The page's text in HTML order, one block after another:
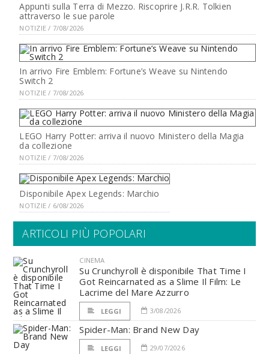
Appunti sulla Terra di Mezzo. Riscoprire J.R.R. Tolkien
attraverso le sue parole
NOTIZIE / 7/08/2026
In arrivo Fire Emblem: Fortune’s Weave su Nintendo
Switch 2
NOTIZIE / 7/08/2026
LEGO Harry Potter: arriva il nuovo Ministero della Magia
da collezione
NOTIZIE / 7/08/2026
Disponibile Apex Legends: Marchio
NOTIZIE / 6/08/2026
ARTICOLI PIÙ POPOLARI
CINEMA
Su Crunchyroll è disponibile That Time I
Got Reincarnated as a Slime Il Film: Le
Lacrime del Mare Azzurro
LEGGI 3/08/2026
Spider-Man: Brand New Day
LEGGI 29/07/2026